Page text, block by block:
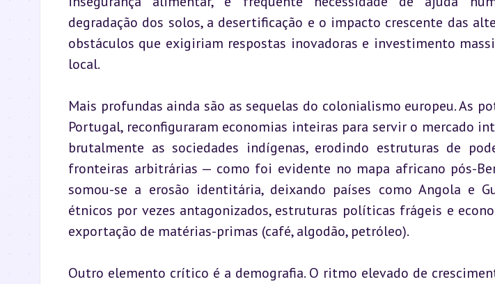
degradação dos solos, a desertificação e o impacto crescente das
obstáculos que exigiriam respostas inovadoras e investimento
local.
Mais profundas ainda são as sequelas do colonialismo europeu. As
Portugal, reconfiguraram economias inteiras para servir o mercado
brutalmente as sociedades indígenas, erodindo estruturas de
fronteiras arbitrárias — como foi evidente no mapa africano pós-
somou-se a erosão identitária, deixando países como Angola e
étnicos por vezes antagonizados, estruturas políticas frágeis e
exportação de matérias-primas (café, algodão, petróleo).
Outro elemento crítico é a demografia. O ritmo elevado de